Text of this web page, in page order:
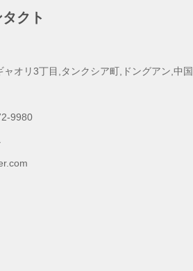
クト
ャオリ3丁目,タンクシア町,ドングアン,中国
9980